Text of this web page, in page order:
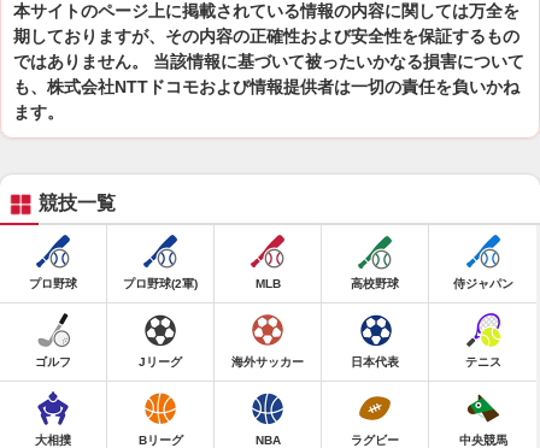
本サイトのページ上に掲載されている情報の内容に関しては万全を
期しておりますが、その内容の正確性および安全性を保証するもの
ではありません。 当該情報に基づいて被ったいかなる損害について
も、株式会社NTTドコモおよび情報提供者は一切の責任を負いかね
ます。
競技一覧
プロ野球 プロ野球(2軍) MLB 高校野球 侍ジャパン
ゴルフ Jリーグ 海外サッカー 日本代表 テニス
大相撲 Bリーグ NBA ラグビー 中央競馬